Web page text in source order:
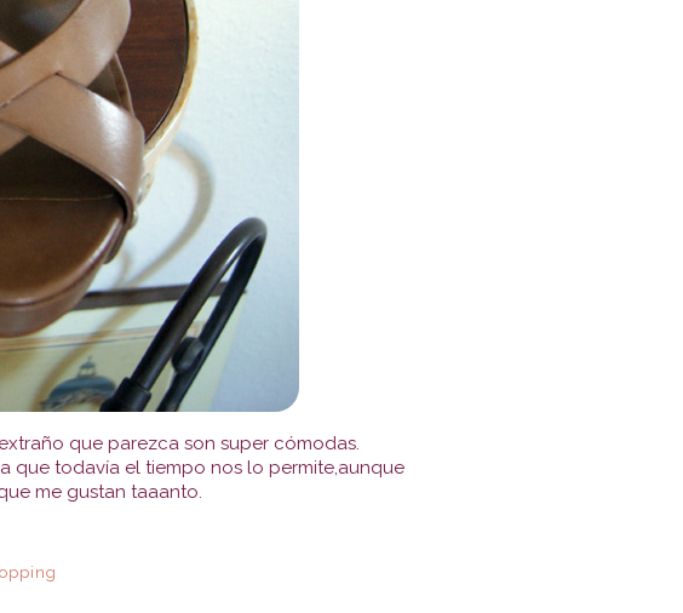
que parezca son super cómodas.
que todavía el tiempo nos lo permite,aunque
me gustan taaanto.